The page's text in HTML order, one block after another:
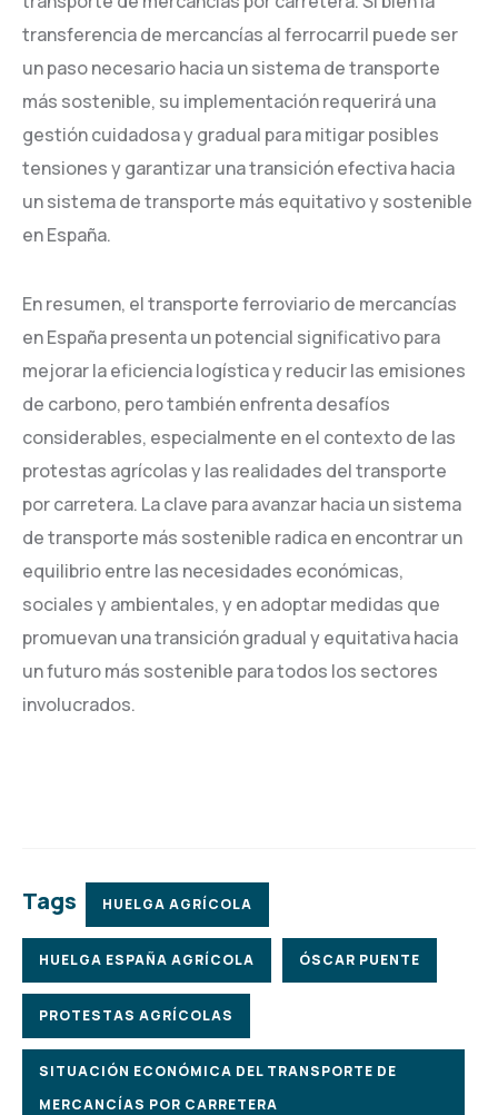
transferencia de mercancías al ferrocarril puede ser
un paso necesario hacia un sistema de transporte
más sostenible, su implementación requerirá una
gestión cuidadosa y gradual para mitigar posibles
tensiones y garantizar una transición efectiva hacia
un sistema de transporte más equitativo y sostenible
en España.
En resumen, el transporte ferroviario de mercancías
en España presenta un potencial significativo para
mejorar la eficiencia logística y reducir las emisiones
de carbono, pero también enfrenta desafíos
considerables, especialmente en el contexto de las
protestas agrícolas y las realidades del transporte
por carretera. La clave para avanzar hacia un sistema
de transporte más sostenible radica en encontrar un
equilibrio entre las necesidades económicas,
sociales y ambientales, y en adoptar medidas que
promuevan una transición gradual y equitativa hacia
un futuro más sostenible para todos los sectores
involucrados.
Tags HUELGA AGRÍCOLA
HUELGA ESPAÑA AGRÍCOLA ÓSCAR PUENTE
PROTESTAS AGRÍCOLAS
SITUACIÓN ECONÓMICA DEL TRANSPORTE DE
MERCANCÍAS POR CARRETERA